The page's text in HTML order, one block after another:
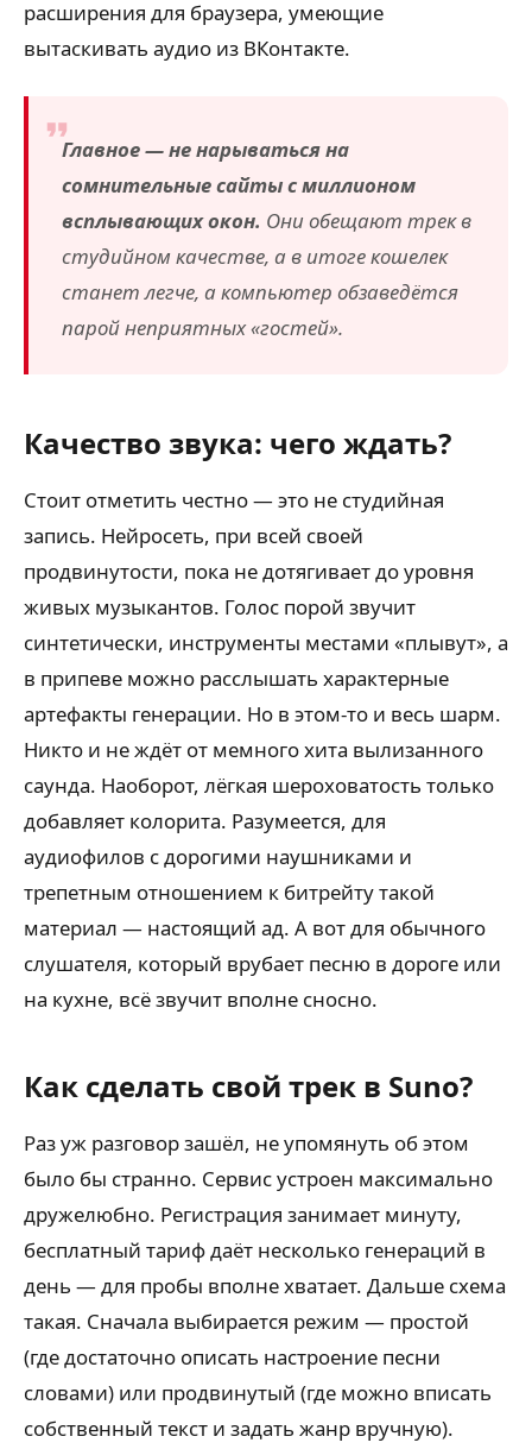
расширения для браузера, умеющие
вытаскивать аудио из ВКонтакте.
Главное — не нарываться на
сомнительные сайты с миллионом
всплывающих окон. Они обещают трек в
студийном качестве, а в итоге кошелек
станет легче, а компьютер обзаведётся
парой неприятных «гостей».
Качество звука: чего ждать?
Стоит отметить честно — это не студийная
запись. Нейросеть, при всей своей
продвинутости, пока не дотягивает до уровня
живых музыкантов. Голос порой звучит
синтетически, инструменты местами «плывут», а
в припеве можно расслышать характерные
артефакты генерации. Но в этом-то и весь шарм.
Никто и не ждёт от мемного хита вылизанного
саунда. Наоборот, лёгкая шероховатость только
добавляет колорита. Разумеется, для
аудиофилов с дорогими наушниками и
трепетным отношением к битрейту такой
материал — настоящий ад. А вот для обычного
слушателя, который врубает песню в дороге или
на кухне, всё звучит вполне сносно.
Как сделать свой трек в Suno?
Раз уж разговор зашёл, не упомянуть об этом
было бы странно. Сервис устроен максимально
дружелюбно. Регистрация занимает минуту,
бесплатный тариф даёт несколько генераций в
день — для пробы вполне хватает. Дальше схема
такая. Сначала выбирается режим — простой
(где достаточно описать настроение песни
словами) или продвинутый (где можно вписать
собственный текст и задать жанр вручную).